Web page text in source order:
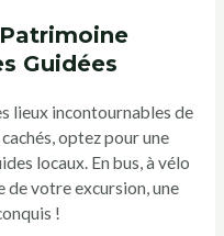
Guidées
lieux incontournables de
optez pour une
locaux. En bus, à vélo
de votre excursion, une
!